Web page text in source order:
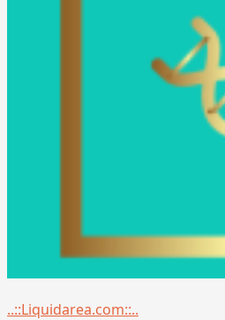
Menu
..::Liquidarea.com::..